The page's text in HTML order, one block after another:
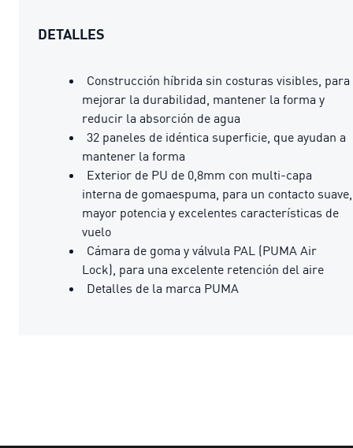
DETALLES
Construcción híbrida sin costuras visibles, para
mejorar la durabilidad, mantener la forma y
reducir la absorción de agua
32 paneles de idéntica superficie, que ayudan a
mantener la forma
Exterior de PU de 0,8mm con multi-capa
interna de gomaespuma, para un contacto suave,
mayor potencia y excelentes características de
vuelo
Cámara de goma y válvula PAL (PUMA Air
Lock), para una excelente retención del aire
Detalles de la marca PUMA